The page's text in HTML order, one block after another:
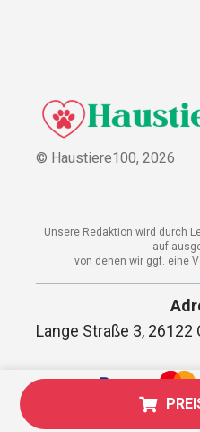
© Haustiere100, 2026
Unsere Redaktion wird durch
auf
von denen wir ggf. eine
Lange Straße 3,